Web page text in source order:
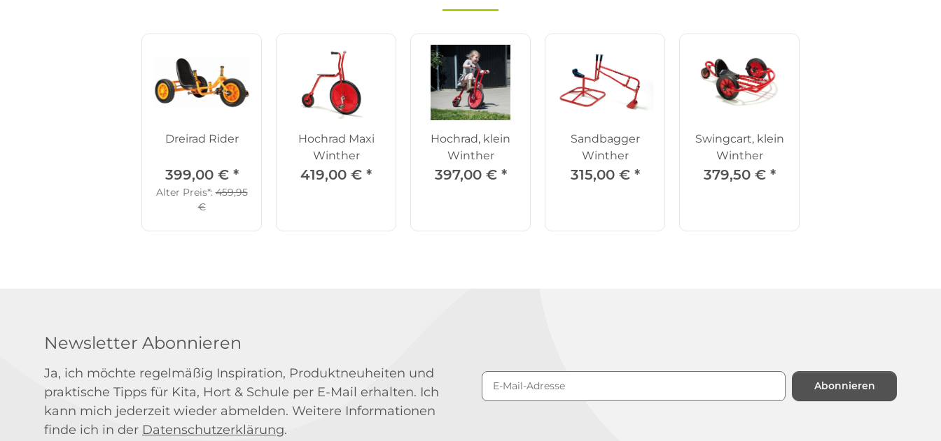
Dreirad Rider
399,00 € *
Alter Preis*:459,95
€
Hochrad Maxi
Winther
419,00 € *
Hochrad, klein
Winther
397,00 € *
Sandbagger
Winther
315,00 € *
Swingcart, klein
Winther
379,50 € *
Newsletter Abonnieren
Ja, ich möchte regelmäßig Inspiration, Produktneuheiten und
praktische Tipps für Kita, Hort & Schule per E-Mail erhalten. Ich
kann mich jederzeit wieder abmelden. Weitere Informationen
finde ich in der Datenschutzerklärung.
Abonnieren